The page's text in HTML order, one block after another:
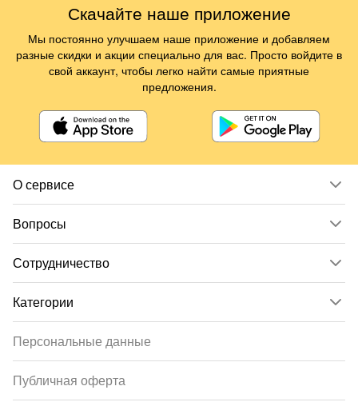
О сервисе
Вопросы
Сотрудничество
Категории
Персональные данные
Публичная оферта
Скачайте наше приложение
Мы постоянно улучшаем наше приложение и добавляем
разные скидки и акции специально для вас. Просто войдите в
свой аккаунт, чтобы легко найти самые приятные
предложения.